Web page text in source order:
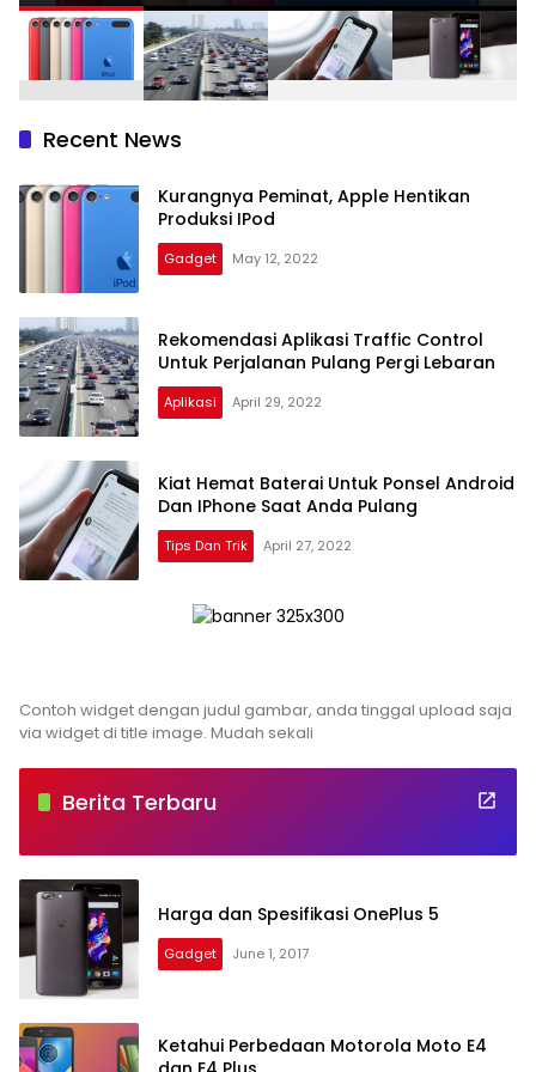
Recent News
Kurangnya Peminat, Apple Hentikan
Produksi IPod
Gadget May 12, 2022
Rekomendasi Aplikasi Traffic Control
Untuk Perjalanan Pulang Pergi Lebaran
Aplikasi April 29, 2022
Kiat Hemat Baterai Untuk Ponsel Android
Dan IPhone Saat Anda Pulang
Tips Dan Trik April 27, 2022
Arsiptekno.com
Contoh widget dengan judul gambar, anda tinggal upload saja
via widget di title image. Mudah sekali
Berita Terbaru
Harga dan Spesifikasi OnePlus 5
Gadget June 1, 2017
Ketahui Perbedaan Motorola Moto E4